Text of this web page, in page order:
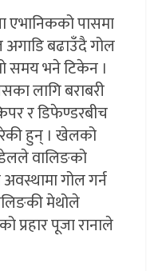
पासमा
बढाउँदै गोल
समय भने टिकेन ।
लागि बराबरी
र डिफेण्डरबीच
हुन् । खेलको
वालिङको
गोल गर्न
मेथोले
प्रहार पूजा रानाले